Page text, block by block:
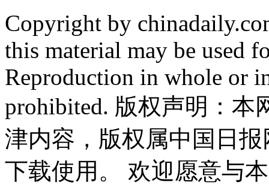
Copyright by
this material may be used
Reproduction in whole or
prohibited. 版权声明：
津内容，版权属中国日
下载使用。 欢迎愿意与